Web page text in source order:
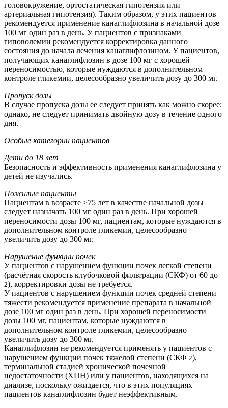
головокружение, ортостатическая гипотензия или
артериальная гипотензия). Таким образом, у этих пациентов
рекомендуется применение канаглифлозина в начальной дозе
100 мг один раз в день. У пациентов с признаками
гиповолемии рекомендуется корректировка данного
состояния до начала лечения канаглифлозином. У пациентов,
получающих канаглифлозин в дозе 100 мг с хорошей
переносимостью, которые нуждаются в дополнительном
контроле гликемии, целесообразно увеличить дозу до 300 мг.
Пропуск дозы
В случае пропуска дозы ее следует принять как можно скорее;
однако, не следует принимать двойную дозу в течение одного
дня.
Особые категории пациентов
Дети до 18 лет
Безопасность и эффективность применения канаглифлозина у
детей не изучались.
Пожилые пациенты
Пациентам в возрасте ≥75 лет в качестве начальной дозы
следует назначать 100 мг один раз в день. При хорошей
переносимости дозы 100 мг, пациентам, которые нуждаются в
дополнительном контроле гликемии, целесообразно
увеличить дозу до 300 мг.
Нарушение функции почек
У пациентов с нарушением функции почек легкой степени
(расчётная скорость клубочковой фильтрации (СКФ) от 60 до
2), корректировки дозы не требуется.
У пациентов с нарушением функции почек средней степени
тяжести рекомендуется применение препарата в начальной
дозе 100 мг один раз в день. При хорошей переносимости
дозы 100 мг, пациентам, которые нуждаются в
дополнительном контроле гликемии, целесообразно
увеличить дозу до 300 мг.
Канаглифлозин не рекомендуется применять у пациентов с
нарушением функции почек тяжелой степени (СКФ 2),
терминальной стадией хронической почечной
недостаточности (ХПН) или у пациентов, находящихся на
диализе, поскольку ожидается, что в этих популяциях
пациентов канаглифлозин будет неэффективным.